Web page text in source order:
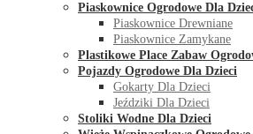
Piaskownice Ogrodowe Dla
Piaskownice Drewniane
Piaskownice Zamykane
Plastikowe Place Zabaw
Pojazdy Ogrodowe Dla Dzieci
Gokarty Dla Dzieci
Jeździki Dla Dzieci
Stoliki Wodne Dla Dzieci